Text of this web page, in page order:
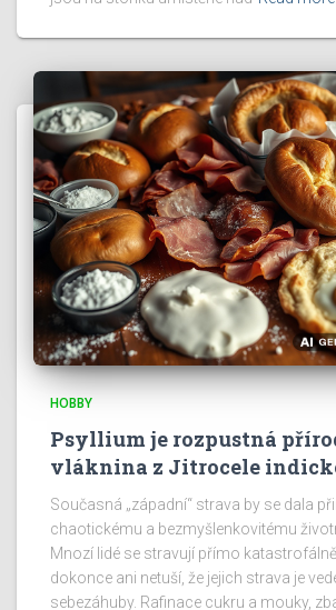
HOBBY
Psyllium je rozpustná
vláknina z Jitrocele
Současná „západní“ strava by se dala
chaotickému a bezmyšlenkovitému
Mnozí lidé se stravují přímo
dokonce ani netuší, že jejich strava je
sebezáhuby. Rafinace cukru a mouky,